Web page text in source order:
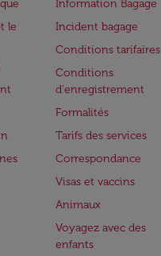
le
Information Bagage
Incident bagage
Conditions tarifaires
Conditions
d'enregistrement
Formalités
Tarifs des services
Correspondance
Visas et vaccins
Animaux
Voyagez avec des
enfants